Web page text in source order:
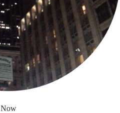
Now